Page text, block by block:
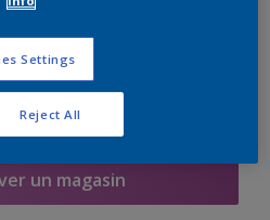
la liste d’achats
un magasin
Settings
Reject All